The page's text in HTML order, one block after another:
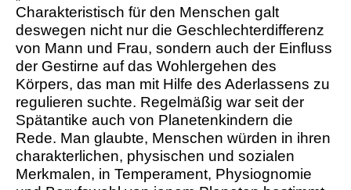
Charakteristisch für den Menschen galt
deswegen nicht nur die Geschlechterdifferenz
von Mann und Frau, sondern auch der Einfluss
der Gestirne auf das Wohlergehen des
Körpers, das man mit Hilfe des Aderlassens zu
regulieren suchte. Regelmäßig war seit der
Spätantike auch von Planetenkindern die
Rede. Man glaubte, Menschen würden in ihren
charakterlichen, physischen und sozialen
Merkmalen, in Temperament, Physiognomie